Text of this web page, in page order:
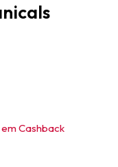
em Cashback